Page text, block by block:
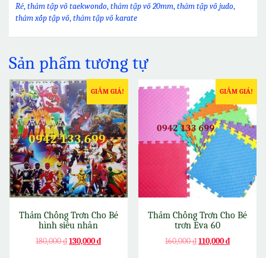
Rẻ,thảm tập võ taekwondo,thảm tập võ 20mm,thảm tập võ judo,
thảm xốp tập võ,thảm tập võ karate
Sản phẩm tương tự
GIẢM GIÁ!
Thảm Chống Trơn Cho Bé
hình siêu nhân
180,000₫130,000₫
GIẢM GIÁ!
Thảm Chống Trơn Cho Bé
trơn Eva 60
160,000₫110,000₫